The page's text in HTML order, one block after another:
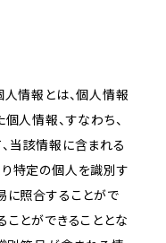
人情報とは、個人情報
人情報、すなわち、
当該情報に含まれる
特定の個人を識別す
に照合することがで
ことができることとな